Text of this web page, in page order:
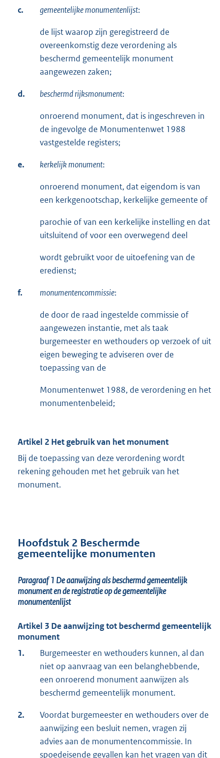
c. gemeentelijke monumentenlijst:
de lijst waarop zijn geregistreerd de
overeenkomstig deze verordening als
beschermd gemeentelijk monument
aangewezen zaken;
d. beschermd rijksmonument:
onroerend monument, dat is ingeschreven in
de ingevolge de Monumentenwet 1988
vastgestelde registers;
e. kerkelijk monument:
onroerend monument, dat eigendom is van
een kerkgenootschap, kerkelijke gemeente of
parochie of van een kerkelijke instelling en dat
uitsluitend of voor een overwegend deel
wordt gebruikt voor de uitoefening van de
eredienst;
f. monumentencommissie:
de door de raad ingestelde commissie of
aangewezen instantie, met als taak
burgemeester en wethouders op verzoek of uit
eigen beweging te adviseren over de
toepassing van de
Monumentenwet 1988, de verordening en het
monumentenbeleid;
Artikel 2 Het gebruik van het monument
Bij de toepassing van deze verordening wordt
rekening gehouden met het gebruik van het
monument.
Hoofdstuk 2 Beschermde
gemeentelijke monumenten
Paragraaf 1 De aanwijzing als beschermd gemeentelijk
monument en de registratie op de gemeentelijke
monumentenlijst
Artikel 3 De aanwijzing tot beschermd gemeentelijk
monument
1.
Burgemeester en wethouders kunnen, al dan
niet op aanvraag van een belanghebbende,
een onroerend monument aanwijzen als
beschermd gemeentelijk monument.
2.
Voordat burgemeester en wethouders over de
aanwijzing een besluit nemen, vragen zij
advies aan de monumentencommissie. In
spoedeisende gevallen kan het vragen van dit